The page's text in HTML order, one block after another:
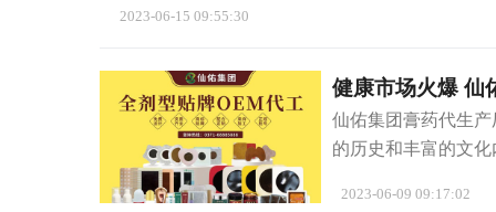
2023-06-15 09:55:30
健康市场火爆 仙
仙佑集团膏药代生
的历史和丰富的文
2023-06-09 09:17:02